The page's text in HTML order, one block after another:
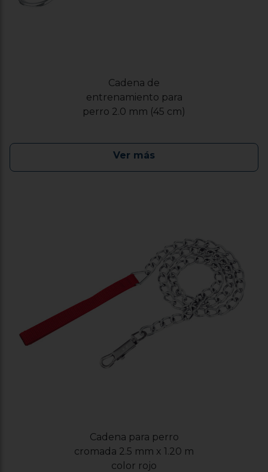
Cadena de
entrenamiento para
perro 2.0 mm (45 cm)
Ver más
Cadena para perro
cromada 2.5 mm x 1.20 m
color rojo